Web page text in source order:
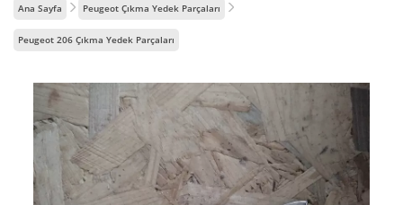
Ana Sayfa Peugeot Çıkma Yedek Parçaları
Peugeot 206 Çıkma Yedek Parçaları